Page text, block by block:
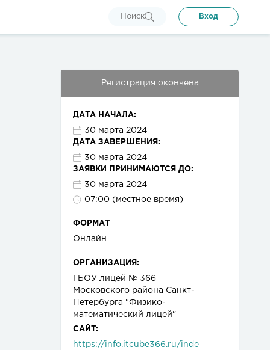
Поиск Вход
Регистрация окончена
ДАТА НАЧАЛА:
30 марта 2024
ДАТА ЗАВЕРШЕНИЯ:
30 марта 2024
ЗАЯВКИ ПРИНИМАЮТСЯ ДО:
30 марта 2024
07:00 (местное время)
ФОРМАТ
Онлайн
ОРГАНИЗАЦИЯ:
ГБОУ лицей № 366
Московского района Санкт-
Петербурга "Физико-
математический лицей"
САЙТ:
https://info.itcube366.ru/inde